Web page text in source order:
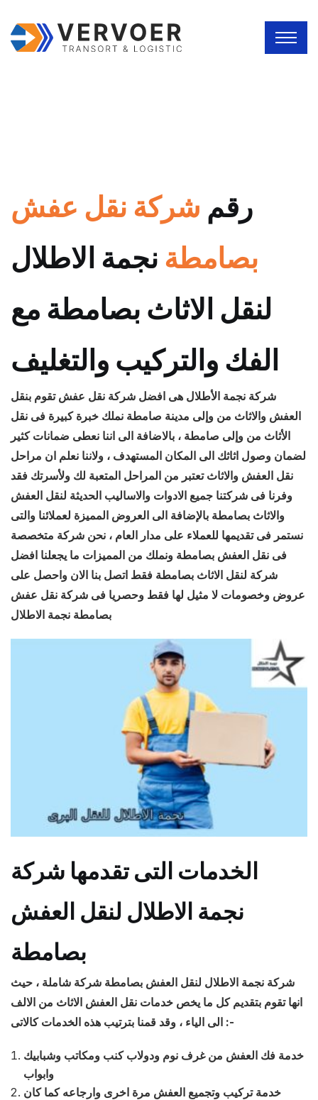
رقم شركة نقل عفش
بصامطة نجمة الاطلال
لنقل الاثاث بصامطة مع
الفك والتركيب والتغليف
شركة نجمة الأطلال هى افضل شركة نقل عفش تقوم بنقل
العفش والاثاث من وإلى مدينة صامطة نملك خبرة كبيرة فى نقل
الأثاث من وإلى صامطة ، بالاضافة الى اننا نعطى ضمانات كثير
لضمان وصول اثاثك الى المكان المستهدف ، ولاننا نعلم ان مراحل
نقل العفش والاثاث تعتبر من المراحل المتعبة لك ولأسرتك فقد
وفرنا فى شركتنا جميع الادوات والاساليب الحديثة لنقل العفش
والاثاث بصامطة بالإضافة الى العروض المميزة لعملائنا والتى
نستمر فى تقديمها للعملاء على مدار العام ، نحن شركة متخصصة
فى نقل العفش بصامطة ونملك من المميزات ما يجعلنا افضل
شركة لنقل الاثاث بصامطة فقط اتصل بنا الان واحصل على
عروض وخصومات لا مثيل لها فقط وحصريا فى شركة نقل عفش
بصامطة نجمة الاطلال
الخدمات التى تقدمها شركة
نجمة الاطلال لنقل العفش
بصامطة
شركة نجمة الاطلال لنقل العفش بصامطة شركة شاملة ، حيث
انها تقوم بتقديم كل ما يخص خدمات نقل العفش الاثاث من الالف
الى الياء ، وقد قمنا بترتيب هذه الخدمات كالاتى :-
خدمة فك العفش من غرف نوم ودولاب كنب ومكاتب وشبابيك
وابواب
خدمة تركيب وتجميع العفش مرة اخرى وارجاعه كما كان